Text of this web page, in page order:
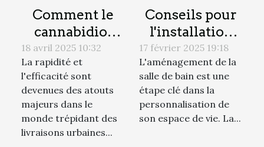
Comment le
cannabidiol
rapide
révolutionne
les livraisons
urbaines
18 avril 2025 10:32
La rapidité et
l'efficacité sont
devenues des atouts
majeurs dans le
monde trépidant des
livraisons urbaines...
Conseils pour
l'installation
d'une colonne
de douche à
encastrer
17 février 2025 19:18
L'aménagement de la
salle de bain est une
étape clé dans la
personnalisation de
son espace de vie. La...